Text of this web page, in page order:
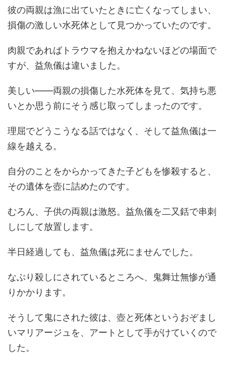
彼の両親は漁に出ていたときに亡くなってしまい、
損傷の激しい水死体として見つかっていたのです。
肉親であればトラウマを抱えかねないほどの場面で
すが、益魚儀は違いました。
美しい――両親の損傷した水死体を見て、気持ち悪
いとか思う前にそう感じ取ってしまったのです。
理屈でどうこうなる話ではなく、そして益魚儀は一
線を越える。
自分のことをからかってきた子どもを惨殺すると、
その遺体を壺に詰めたのです。
むろん、子供の両親は激怒。益魚儀を二又銛で串刺
しにして放置します。
半日経過しても、益魚儀は死にませんでした。
なぶり殺しにされているところへ、鬼舞辻無惨が通
りかかります。
そうして鬼にされた彼は、壺と死体というおぞまし
いマリアージュを、アートとして手がけていくので
した。